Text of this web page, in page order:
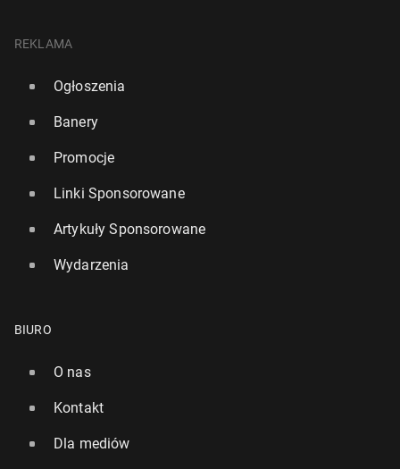
REKLAMA
Ogłoszenia
Banery
Promocje
Linki Sponsorowane
Artykuły Sponsorowane
Wydarzenia
BIURO
O nas
Kontakt
Dla mediów